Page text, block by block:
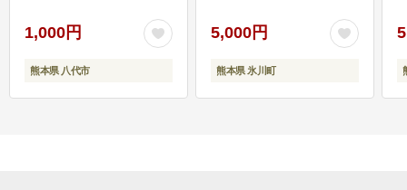
1,000円
熊本県 八代市
5,000円
熊本県 氷川町